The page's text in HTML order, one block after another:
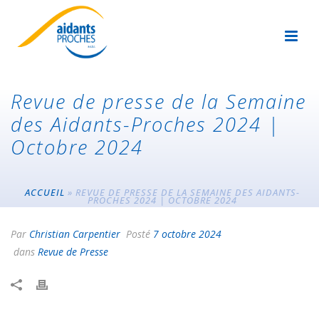
Revue de presse de la Semaine
des Aidants-Proches 2024 |
Octobre 2024
ACCUEIL »REVUE DE PRESSE DE LA SEMAINE DES AIDANTS-
PROCHES 2024 | OCTOBRE 2024
Par Christian Carpentier Posté 7 octobre 2024
dans Revue de Presse